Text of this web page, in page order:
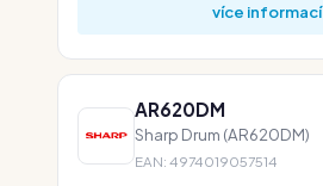
více informací
AR620DM
Sharp Drum (AR620DM)
EAN: 4974019057514